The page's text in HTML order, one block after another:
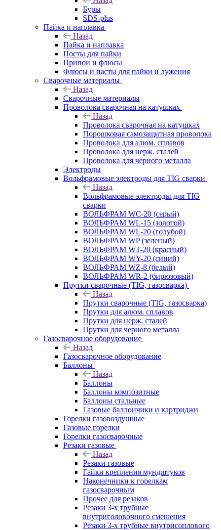
Буры
SDS-plus
Пайка и наплавка
Назад
Пайка и наплавка
Посты для пайки
Припои и флюсы
Флюсы и пасты для пайки и лужения
Сварочные материалы
Назад
Сварочные материалы
Проволока сварочная на катушках
Назад
Проволока сварочная на катушках
Порошковая самозащитная проволока
Проволока для алюм. сплавов
Проволока для нерж. сталей
Проволока для черного металла
Электроды
Вольфрамовые электроды для TIG сварки
Назад
Вольфрамовые электроды для TIG
сварки
ВОЛЬФРАМ WC-20 (серый)
ВОЛЬФРАМ WL-15 (золотой)
ВОЛЬФРАМ WL-20 (голубой)
ВОЛЬФРАМ WP (зеленый)
ВОЛЬФРАМ WT-20 (красный)
ВОЛЬФРАМ WY-20 (синий)
ВОЛЬФРАМ WZ-8 (белый)
ВОЛЬФРАМ WR-2 (бирюзовый)
Прутки сварочные (TIG, газосварка)
Назад
Прутки сварочные (TIG, газосварка)
Прутки для алюм. сплавов
Прутки для нерж. сталей
Прутки для черного металла
Газосварочное оборудование
Назад
Газосварочное оборудование
Баллоны
Назад
Баллоны
Баллоны композитные
Баллоны стальные
Газовые баллончики и картриджи
Горелки газовоздушные
Газовые горелки
Горелки газосварочные
Резаки газовые
Назад
Резаки газовые
Гайки крепления мундштуков
Наконечники к горелкам
газосварочным
Прочее для резаков
Резаки 3-х трубные
внутриголовочного смешения
Резаки 3-х трубные внутрисоплового